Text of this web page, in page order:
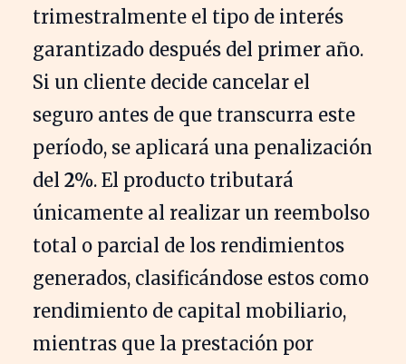
trimestralmente el tipo de interés
garantizado después del primer año.
Si un cliente decide cancelar el
seguro antes de que transcurra este
período, se aplicará una penalización
del 2%. El producto tributará
únicamente al realizar un reembolso
total o parcial de los rendimientos
generados, clasificándose estos como
rendimiento de capital mobiliario,
mientras que la prestación por